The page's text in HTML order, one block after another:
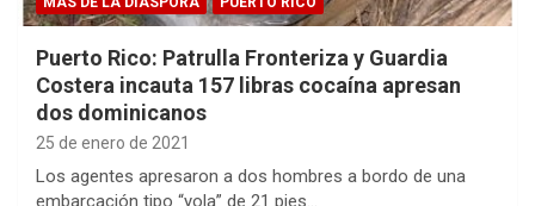
Puerto Rico: Patrulla Fronteriza y Guardia
Costera incauta 157 libras cocaína apresan
dos dominicanos
25 de enero de 2021
Los agentes apresaron a dos hombres a bordo de una
embarcación tipo “yola” de 21 pies…